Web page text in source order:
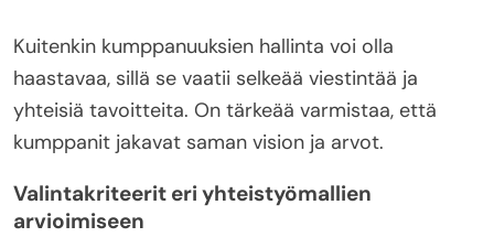
Kuitenkin kumppanuuksien hallinta voi olla
haastavaa, sillä se vaatii selkeää viestintää ja
yhteisiä tavoitteita. On tärkeää varmistaa, että
kumppanit jakavat saman vision ja arvot.
Valintakriteerit eri yhteistyömallien
arvioimiseen